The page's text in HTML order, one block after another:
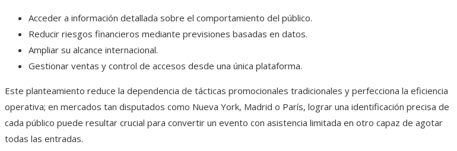
Acceder a información detallada sobre el comportamiento del público.
Reducir riesgos financieros mediante previsiones basadas en datos.
Ampliar su alcance internacional.
Gestionar ventas y control de accesos desde una única plataforma.
Este planteamiento reduce la dependencia de tácticas promocionales tradicionales y perfecciona la eficiencia
operativa; en mercados tan disputados como Nueva York, Madrid o París, lograr una identificación precisa de
cada público puede resultar crucial para convertir un evento con asistencia limitada en otro capaz de agotar
todas las entradas.